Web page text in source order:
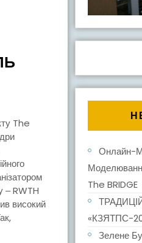
‒ RWTH
високий
Онлайн-
The BRIDGE
«КЗЯТПС-
Зелене